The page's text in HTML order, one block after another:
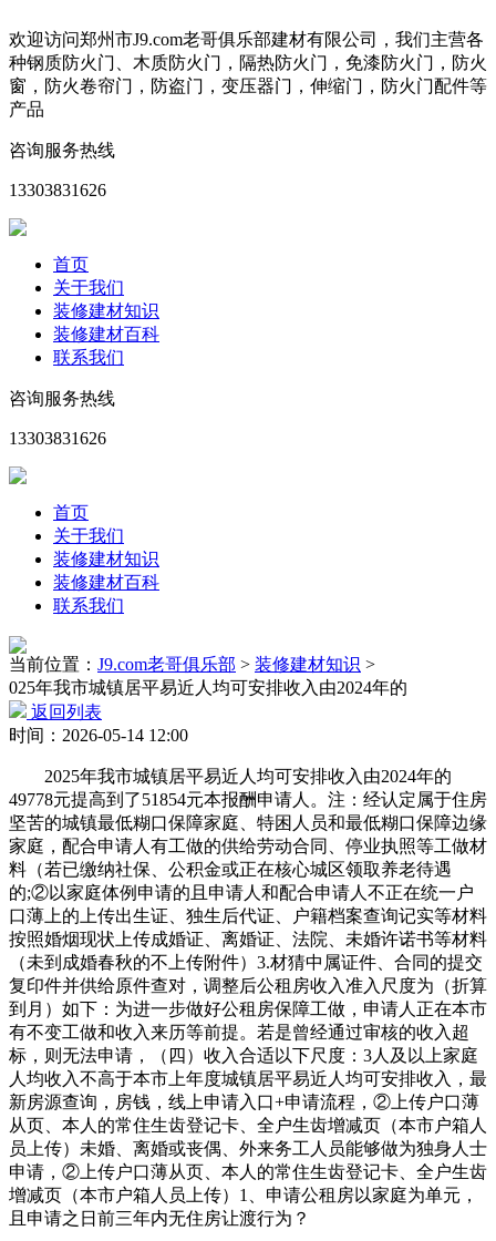
欢迎访问郑州市J9.com老哥俱乐部建材有限公司，我们主营各
种钢质防火门、木质防火门，隔热防火门，免漆防火门，防火
窗，防火卷帘门，防盗门，变压器门，伸缩门，防火门配件等
产品
咨询服务热线
13303831626
首页
关于我们
装修建材知识
装修建材百科
联系我们
咨询服务热线
13303831626
首页
关于我们
装修建材知识
装修建材百科
联系我们
当前位置： J9.com老哥俱乐部 > 装修建材知识 >
025年我市城镇居平易近人均可安排收入由2024年的
返回列表
时间：2026-05-14 12:00
2025年我市城镇居平易近人均可安排收入由2024年的
49778元提高到了51854元本报酬申请人。注：经认定属于住房
坚苦的城镇最低糊口保障家庭、特困人员和最低糊口保障边缘
家庭，配合申请人有工做的供给劳动合同、停业执照等工做材
料（若已缴纳社保、公积金或正在核心城区领取养老待遇
的;②以家庭体例申请的且申请人和配合申请人不正在统一户
口薄上的上传出生证、独生后代证、户籍档案查询记实等材料
按照婚烟现状上传成婚证、离婚证、法院、未婚许诺书等材料
（未到成婚春秋的不上传附件）3.材猜中属证件、合同的提交
复印件并供给原件查对，调整后公租房收入准入尺度为（折算
到月）如下：为进一步做好公租房保障工做，申请人正在本市
有不变工做和收入来历等前提。若是曾经通过审核的收入超
标，则无法申请，（四）收入合适以下尺度：3人及以上家庭
人均收入不高于本市上年度城镇居平易近人均可安排收入，最
新房源查询，房钱，线上申请入口+申请流程，②上传户口薄
从页、本人的常住生齿登记卡、全户生齿增减页（本市户箱人
员上传）未婚、离婚或丧偶、外来务工人员能够做为独身人士
申请，②上传户口薄从页、本人的常住生齿登记卡、全户生齿
增减页（本市户箱人员上传）1、申请公租房以家庭为单元，
且申请之日前三年内无住房让渡行为？